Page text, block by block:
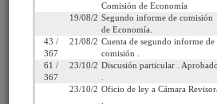
compartir:
http://www.senado.cl/
boletin_ini=12415-04
Comisión de Economía
19/08/2019Segundo informe de comisión
de Economía.
43 /
367
21/08/2019Cuenta de segundo informe de
comisión .
61 /
367
23/10/2019Discusión particular . Aprobado
23/10/2019Oficio de ley a Cámara